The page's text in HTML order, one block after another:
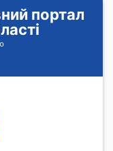
портал